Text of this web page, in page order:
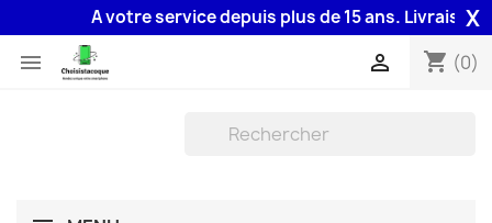
A votre service depuis plus de 15 ans. Livraison X
 shopping_cart (0)
